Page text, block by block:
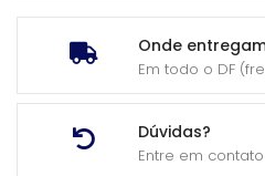
Onde
Em todo o DF
Dúvidas?
Entre em